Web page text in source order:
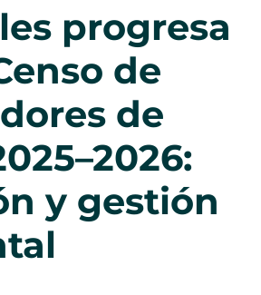
progresa
de
de
y gestión